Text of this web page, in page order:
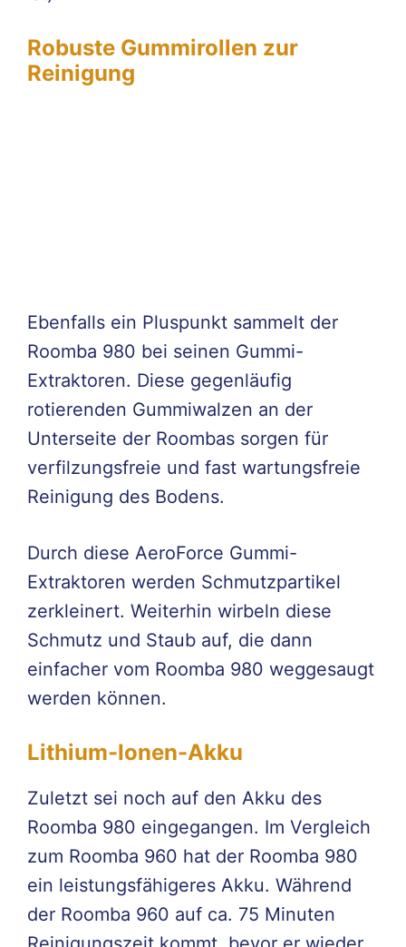
Robuste Gummirollen zur
Reinigung
Ebenfalls ein Pluspunkt sammelt der
Roomba 980 bei seinen Gummi-
Extraktoren. Diese gegenläufig
rotierenden Gummiwalzen an der
Unterseite der Roombas sorgen für
verfilzungsfreie und fast wartungsfreie
Reinigung des Bodens.
Durch diese AeroForce Gummi-
Extraktoren werden Schmutzpartikel
zerkleinert. Weiterhin wirbeln diese
Schmutz und Staub auf, die dann
einfacher vom Roomba 980 weggesaugt
werden können.
Lithium-Ionen-Akku
Zuletzt sei noch auf den Akku des
Roomba 980 eingegangen. Im Vergleich
zum Roomba 960 hat der Roomba 980
ein leistungsfähigeres Akku. Während
der Roomba 960 auf ca. 75 Minuten